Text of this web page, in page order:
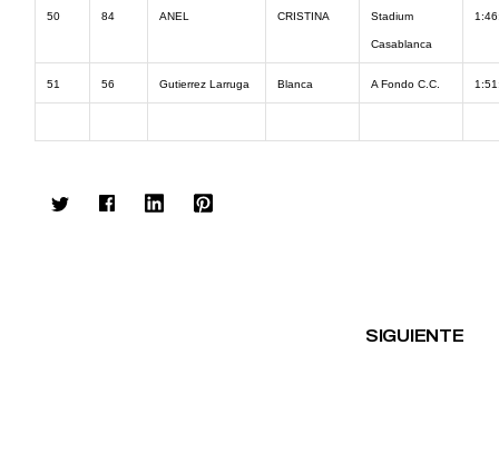
50 84 ANEL CRISTINA Stadium
Casablanca
51 56 Gutierrez Larruga Blanca A Fondo C.C.
SIGUIENTE